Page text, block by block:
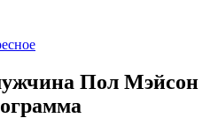
Пол Мэйсон